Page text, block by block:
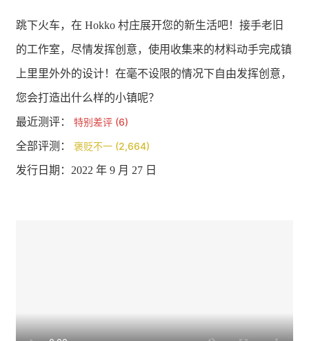
跳下火车，在 Hokko 村庄展开您的新生活吧！接手老旧
的工作室，尽情发挥创意，使用收集来的材料动手完成镇
上里里外外的设计！在毫不设限的情况下自由发挥创意，
您会打造出什么样的小镇呢？
最近测评： 特别差评 (6)
全部评测： 褒贬不一 (2,664)
发行日期：2022 年 9 月 27 日